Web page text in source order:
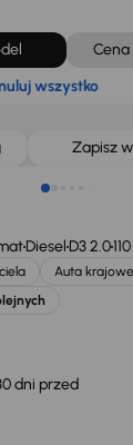
Cena
wszystko
Zapisz
Diesel D3 2.0
Auta krajowe
dni przed